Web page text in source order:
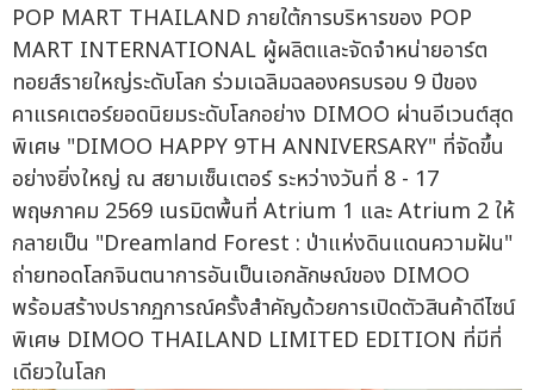
POP MART THAILAND ภายใต้การบริหารของ POP
MART INTERNATIONAL ผู้ผลิตและจัดจำหน่ายอาร์ต
ทอยส์รายใหญ่ระดับโลก ร่วมเฉลิมฉลองครบรอบ 9 ปีของ
คาแรคเตอร์ยอดนิยมระดับโลกอย่าง DIMOO ผ่านอีเวนต์สุด
พิเศษ "DIMOO HAPPY 9TH ANNIVERSARY" ที่จัดขึ้น
อย่างยิ่งใหญ่ ณ สยามเซ็นเตอร์ ระหว่างวันที่ 8 - 17
พฤษภาคม 2569 เนรมิตพื้นที่ Atrium 1 และ Atrium 2 ให้
กลายเป็น "Dreamland Forest : ป่าแห่งดินแดนความฝัน"
ถ่ายทอดโลกจินตนาการอันเป็นเอกลักษณ์ของ DIMOO
พร้อมสร้างปรากฏการณ์ครั้งสำคัญด้วยการเปิดตัวสินค้าดีไซน์
พิเศษ DIMOO THAILAND LIMITED EDITION ที่มีที่
เดียวในโลก